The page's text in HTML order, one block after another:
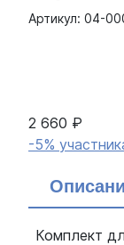
Артикул: 04-
2 660 ₽
-5%
Комплект